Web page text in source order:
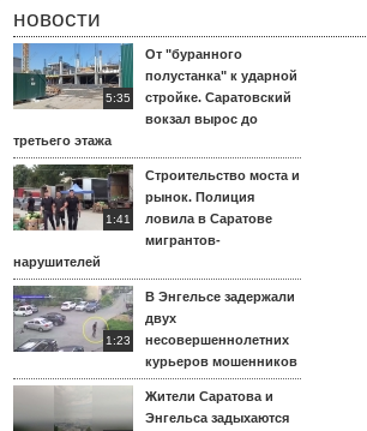
новости
5:35
От "буранного
полустанка" к ударной
стройке. Саратовский
вокзал вырос до
третьего этажа
1:41
Строительство моста и
рынок. Полиция
ловила в Саратове
мигрантов-
нарушителей
1:23
В Энгельсе задержали
двух
несовершеннолетних
курьеров мошенников
Жители Саратова и
Энгельса задыхаются